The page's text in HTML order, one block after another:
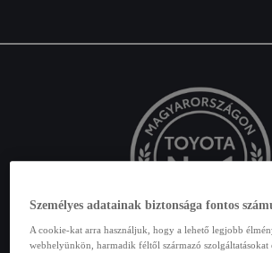
Személyes adatainak biztonsága fontos
A cookie-kat arra használjuk, hogy a lehető legjobb
webhelyünkön, harmadik féltől származó szolgáltatásokat